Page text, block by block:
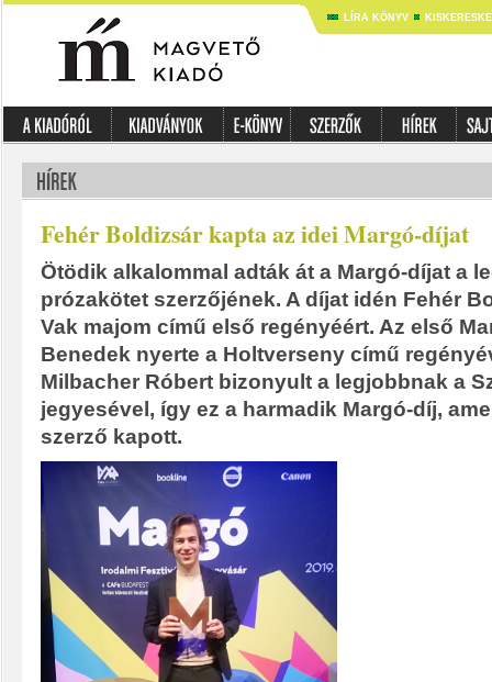
LÍRA KÖNYV
Fehér Boldizsár kapta az idei Margó-díjat
Ötödik alkalommal adták át a Margó-díjat a
prózakötet szerzőjének. A díjat idén Fehér
Vak majom című első regényéért. Az első
Benedek nyerte a Holtverseny című
Milbacher Róbert bizonyult a legjobbnak a
jegyesével, így ez a harmadik Margó-díj,
szerző kapott.